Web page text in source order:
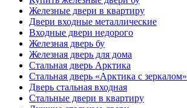
Железные двери в квартиру
Двери входные металлические
Входные двери недорого
Железная дверь бу
Железная дверь для дома
Стальная дверь Арктика
Стальная дверь «Арктика с зеркалом»
Дверь стальная входная
Стальные двери в квартиру